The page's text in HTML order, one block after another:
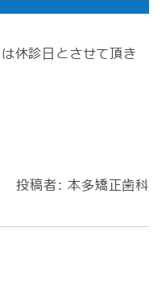
休診日とさせて頂き
投稿者:本多矯正歯科